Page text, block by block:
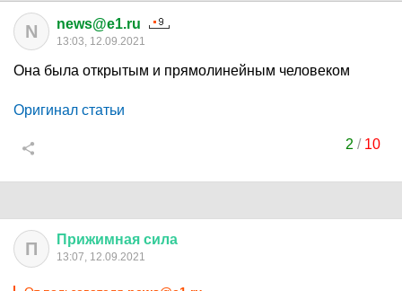
N news@e1.ru
13:03, 12.09.2021
Она была открытым и прямолинейным человеком
Оригинал статьи
2 / 10
П Прижимная сила
13:07, 12.09.2021